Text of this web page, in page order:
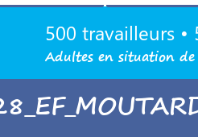
500 travailleurs
Adultes en situation